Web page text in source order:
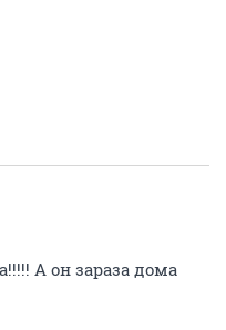
А он зараза дома